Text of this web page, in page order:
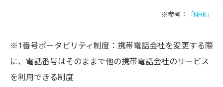
※参考： 「NHK」
※1番号ポータビリティ制度：携帯電話会社を変更する際
に、電話番号はそのままで他の携帯電話会社のサービス
を利用できる制度